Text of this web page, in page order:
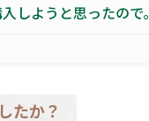
しようと思ったので。
たか？